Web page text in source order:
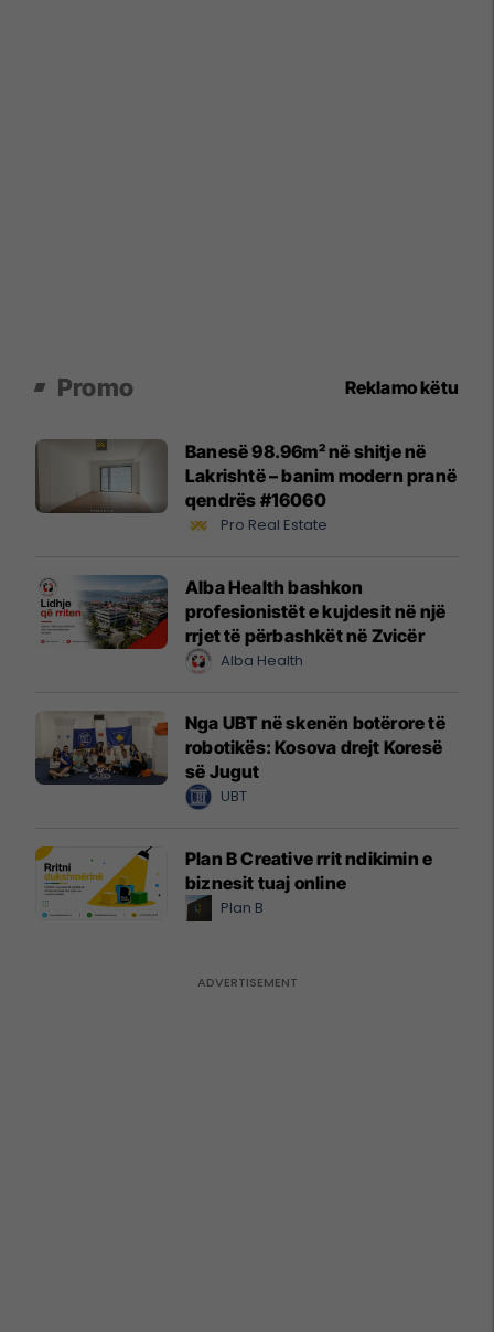
Promo Reklamo këtu
Banesë 98.96m² në shitje në
Lakrishtë – banim modern pranë
qendrës #16060
Pro Real Estate
Alba Health bashkon
profesionistët e kujdesit në një
rrjet të përbashkët në Zvicër
Alba Health
Nga UBT në skenën botërore të
robotikës: Kosova drejt Koresë
së Jugut
UBT
Plan B Creative rrit ndikimin e
biznesit tuaj online
Plan B